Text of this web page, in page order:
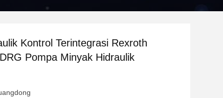
Kontrol Terintegrasi Rexroth
Pompa Minyak Hidraulik